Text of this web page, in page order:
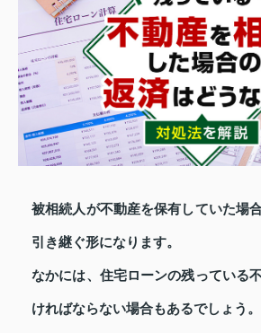
被相続人が不動産を保有していた場
引き継ぐ形になります。
なかには、住宅ローンの残っている
ければならない場合もあるでしょう。